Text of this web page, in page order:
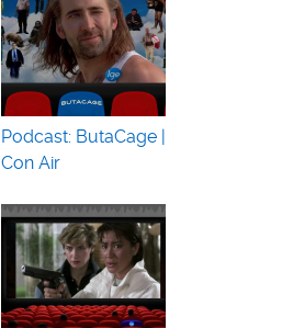
Podcast: ButaCage |
Con Air